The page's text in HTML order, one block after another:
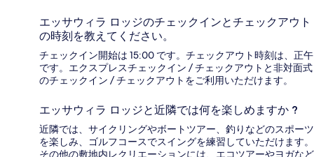
エッサウィラ ロッジのチェックインとチェックアウト
の時刻を教えてください。
チェックイン開始は 15:00 です。チェックアウト時刻は、正午
です。エクスプレスチェックイン / チェックアウトと非対面式
のチェックイン / チェックアウトをご利用いただけます。
エッサウィラ ロッジと近隣では何を楽しめますか ?
近隣では、サイクリングやボートツアー、釣りなどのスポーツ
を楽しみ、ゴルフコースでスイングを練習していただけます。
その他の敷地内レクリエーションには、エコツアーやヨガなど